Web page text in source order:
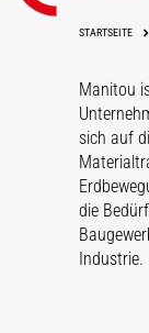
STARTSEITE
Manitou
sich auf
die
Industrie.